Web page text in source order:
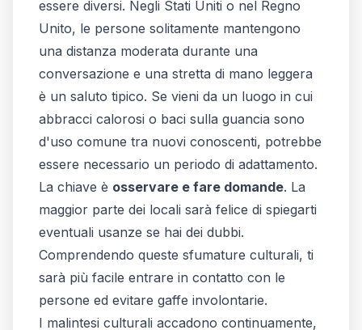
essere diversi. Negli Stati Uniti o nel Regno
Unito, le persone solitamente mantengono
una distanza moderata durante una
conversazione e una stretta di mano leggera
è un saluto tipico. Se vieni da un luogo in cui
abbracci calorosi o baci sulla guancia sono
d'uso comune tra nuovi conoscenti, potrebbe
essere necessario un periodo di adattamento.
La chiave è osservare e fare domande. La
maggior parte dei locali sarà felice di spiegarti
eventuali usanze se hai dei dubbi.
Comprendendo queste sfumature culturali, ti
sarà più facile entrare in contatto con le
persone ed evitare gaffe involontarie.
I malintesi culturali accadono continuamente,